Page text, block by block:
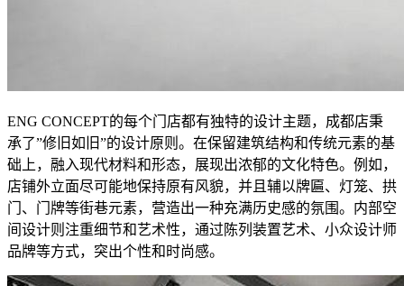
ENG CONCEPT的每个门店都有独特的设计主题，成都店秉
承了”修旧如旧”的设计原则。在保留建筑结构和传统元素的基
础上，融入现代材料和形态，展现出浓郁的文化特色。例如，
店铺外立面尽可能地保持原有风貌，并且辅以牌匾、灯笼、拱
门、门牌等街巷元素，营造出一种充满历史感的氛围。内部空
间设计则注重细节和艺术性，通过陈列装置艺术、小众设计师
品牌等方式，突出个性和时尚感。